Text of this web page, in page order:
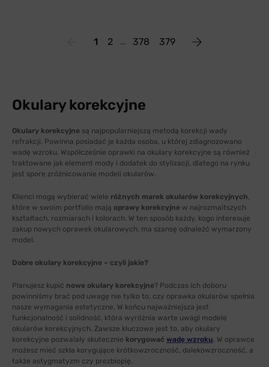
1 2 378 379
Okulary korekcyjne
Okulary korekcyjne są najpopularniejszą metodą korekcji wady
refrakcji. Powinna posiadać je każda osoba, u której zdiagnozowano
wadę wzroku. Współcześnie oprawki na okulary korekcyjne są również
traktowane jak element mody i dodatek do stylizacji, dlatego na rynku
jest spore zróżnicowanie modeli okularów.
Klienci mogą wybierać wiele różnych marek okularów korekcyjnych,
które w swoim portfolio mają oprawy korekcyjne w najrozmaitszych
kształtach, rozmiarach i kolorach. W ten sposób każdy, kogo interesuje
zakup nowych oprawek okularowych, ma szansę odnaleźć wymarzony
model.
Dobre okulary korekcyjne – czyli jakie?
Planujesz kupić nowe okulary korekcyjne? Podczas ich doboru
powinniśmy brać pod uwagę nie tylko to, czy oprawka okularów spełnia
nasze wymagania estetyczne. W końcu najważniejsza jest
funkcjonalność i solidność, która wyróżnia warte uwagi modele
okularów korekcyjnych. Zawsze kluczowe jest to, aby okulary
korekcyjne pozwalały skutecznie korygować wadę wzroku. W oprawce
możesz mieć szkła korygujące krótkowzroczność, dalekowzroczność, a
także astygmatyzm czy prezbiopię.